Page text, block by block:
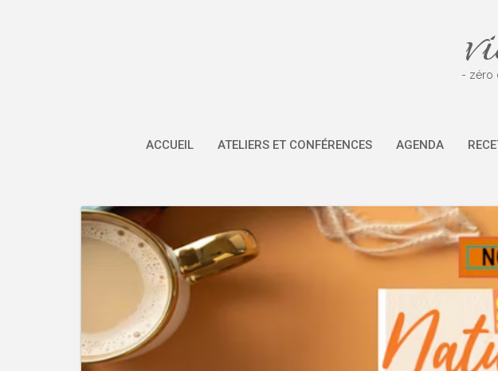
- zéro
ACCUEIL ATELIERS ET CONFÉRENCES AGENDA